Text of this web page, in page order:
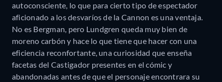
autoconsciente, lo que para cierto tipo de espectador
aficionado a los desvaríos de la Cannon es una ventaja.
No es Bergman, pero Lundgren queda muy bien de
moreno carbón y hace lo que tiene que hacer con una
eficiencia reconfortante, una curiosidad que enseña
facetas del Castigador presentes en el cómic y
abandonadas antes de que el personaje encontrara su